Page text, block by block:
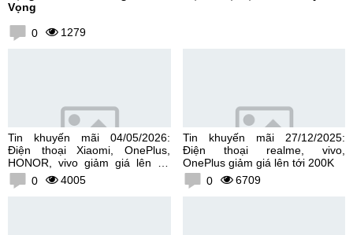
Vọng
0 1279
Tin khuyến mãi 04/05/2026:
Điện thoại Xiaomi, OnePlus,
HONOR, vivo giảm giá lên tới
300K0 4005
Tin khuyến mãi 27/12/2025:
Điện thoại realme, vivo,
OnePlus giảm giá lên tới 200K
0
6709